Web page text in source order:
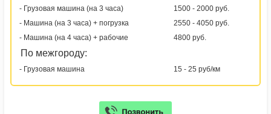
- Грузовая машина (на 3 часа)
1500 - 2000 руб.
- Машина (на 3 часа) + погрузка
2550 - 4050 руб.
- Машина (на 4 часа) + рабочие
4800 руб.
По межгороду:
- Грузовая машина 15 - 25 руб/км